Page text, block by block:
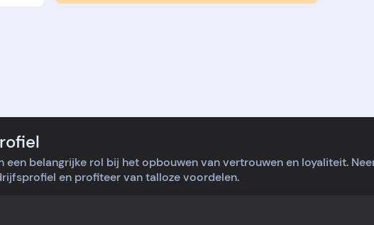
een belangrijke rol bij het opbouwen van vertrouwen en loyaliteit.
en profiteer van talloze voordelen.